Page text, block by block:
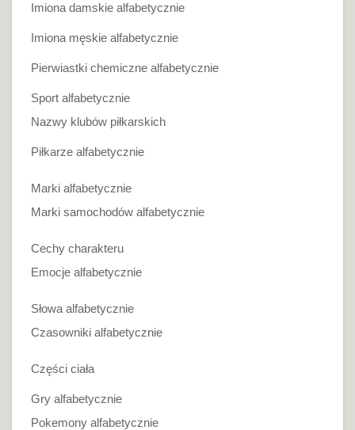
Imiona damskie alfabetycznie
Imiona męskie alfabetycznie
Pierwiastki chemiczne alfabetycznie
Sport alfabetycznie
Nazwy klubów piłkarskich
Piłkarze alfabetycznie
Marki alfabetycznie
Marki samochodów alfabetycznie
Cechy charakteru
Emocje alfabetycznie
Słowa alfabetycznie
Czasowniki alfabetycznie
Części ciała
Gry alfabetycznie
Pokemony alfabetycznie